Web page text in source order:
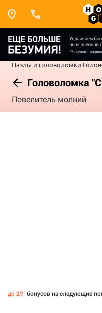
Пазлы и головоломки
Головоломка
Повелитель молний
до 29 бонусов на следующие